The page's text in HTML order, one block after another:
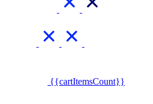
{{cartItemsCount}}